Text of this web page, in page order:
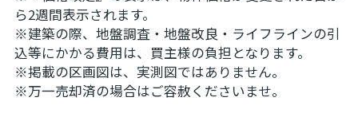
ら2週間表示されます。
※建築の際、地盤調査・地盤改良・ライフラインの引
込等にかかる費用は、買主様の負担となります。
※掲載の区画図は、実測図ではありません。
※万一売却済の場合はご容赦くださいませ。